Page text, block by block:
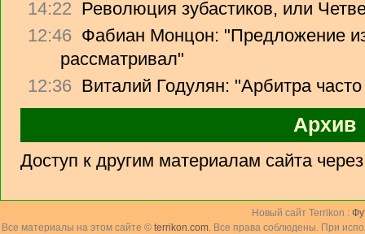
14:22 Революция зубастиков, или
12:46 Фабиан Монцон: "Предложение
рассматривал"
12:36 Виталий Годулян: "Арбитра
Архив
Доступ к другим материалам сайта
Новый сайт Terrikon :
Все материалы на этом сайте © terrikon.com. Все права соблюдены. При